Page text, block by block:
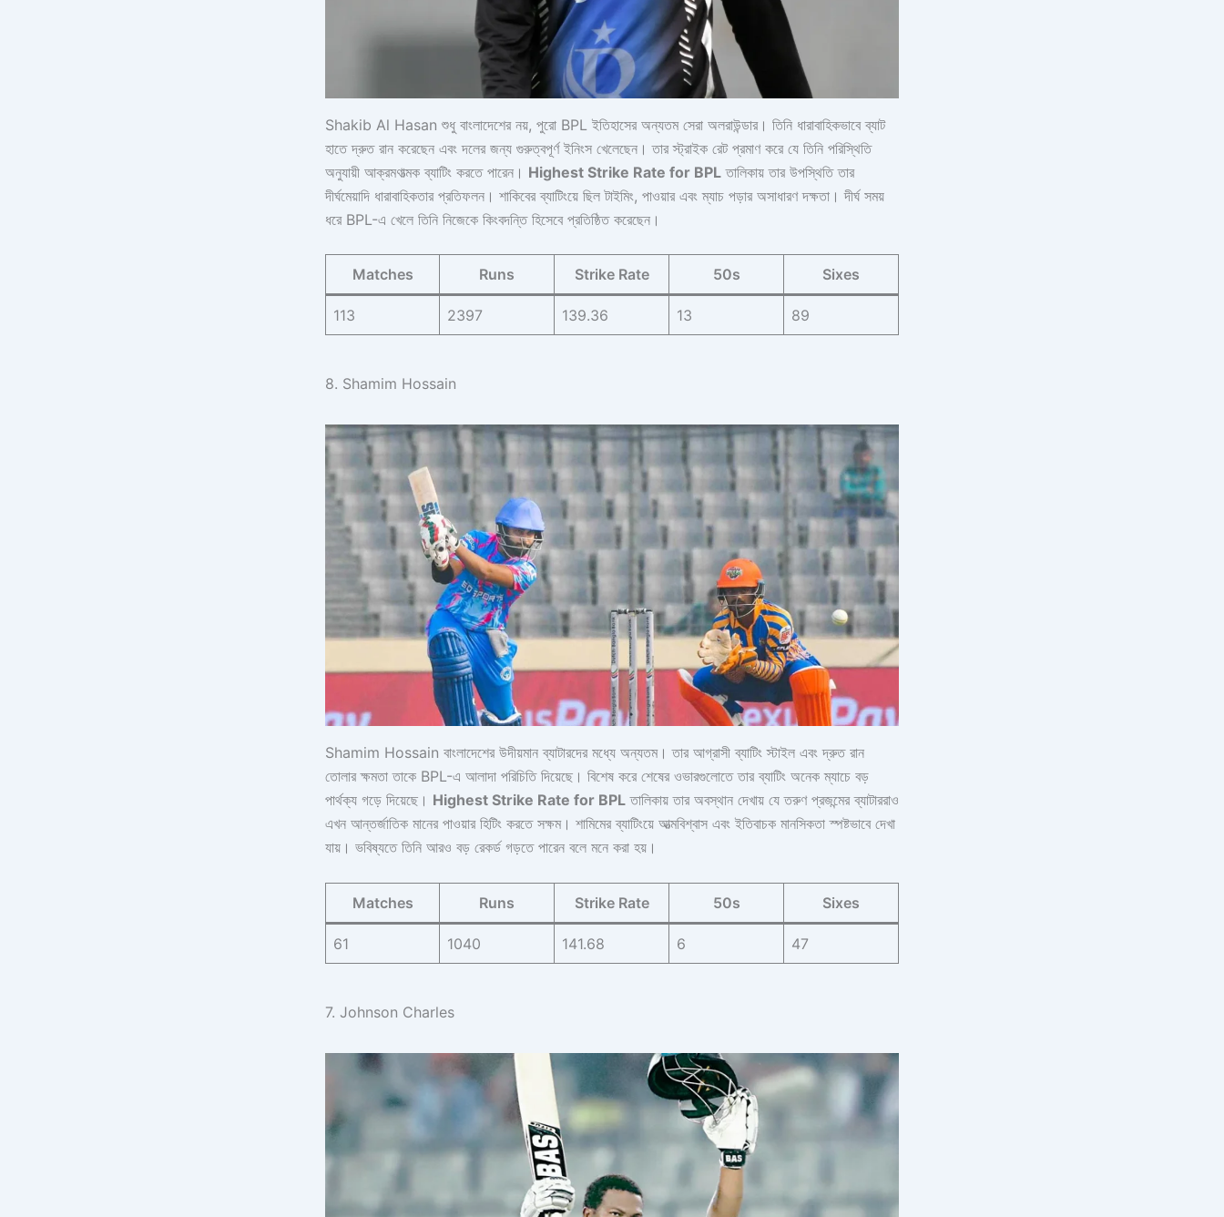
Shakib Al Hasan শুধু বাংলাদেশের নয়, পুরো BPL ইতিহাসের অন্যতম সেরা অলরাউন্ডার। তিনি ধারাবাহিকভাবে ব্যাট
হাতে দ্রুত রান করেছেন এবং দলের জন্য গুরুত্বপূর্ণ ইনিংস খেলেছেন। তার স্ট্রাইক রেট প্রমাণ করে যে তিনি পরিস্থিতি
অনুযায়ী আক্রমণাত্মক ব্যাটিং করতে পারেন। Highest Strike Rate for BPL তালিকায় তার উপস্থিতি তার
দীর্ঘমেয়াদি ধারাবাহিকতার প্রতিফলন। শাকিবের ব্যাটিংয়ে ছিল টাইমিং, পাওয়ার এবং ম্যাচ পড়ার অসাধারণ দক্ষতা। দীর্ঘ সময়
ধরে BPL-এ খেলে তিনি নিজেকে কিংবদন্তি হিসেবে প্রতিষ্ঠিত করেছেন।
Matches Runs Strike Rate 50s Sixes
113 2397 139.36 13 89
8. Shamim Hossain
Shamim Hossain বাংলাদেশের উদীয়মান ব্যাটারদের মধ্যে অন্যতম। তার আগ্রাসী ব্যাটিং স্টাইল এবং দ্রুত রান
তোলার ক্ষমতা তাকে BPL-এ আলাদা পরিচিতি দিয়েছে। বিশেষ করে শেষের ওভারগুলোতে তার ব্যাটিং অনেক ম্যাচে বড়
পার্থক্য গড়ে দিয়েছে। Highest Strike Rate for BPL তালিকায় তার অবস্থান দেখায় যে তরুণ প্রজন্মের ব্যাটাররাও
এখন আন্তর্জাতিক মানের পাওয়ার হিটিং করতে সক্ষম। শামিমের ব্যাটিংয়ে আত্মবিশ্বাস এবং ইতিবাচক মানসিকতা স্পষ্টভাবে দেখা
যায়। ভবিষ্যতে তিনি আরও বড় রেকর্ড গড়তে পারেন বলে মনে করা হয়।
Matches Runs Strike Rate 50s Sixes
61 1040 141.68 6 47
7. Johnson Charles